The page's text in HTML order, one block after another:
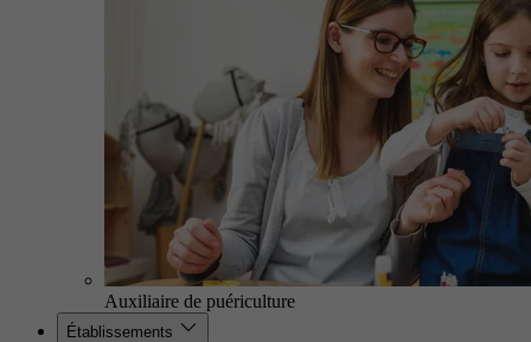
Auxiliaire de puériculture
Établissements